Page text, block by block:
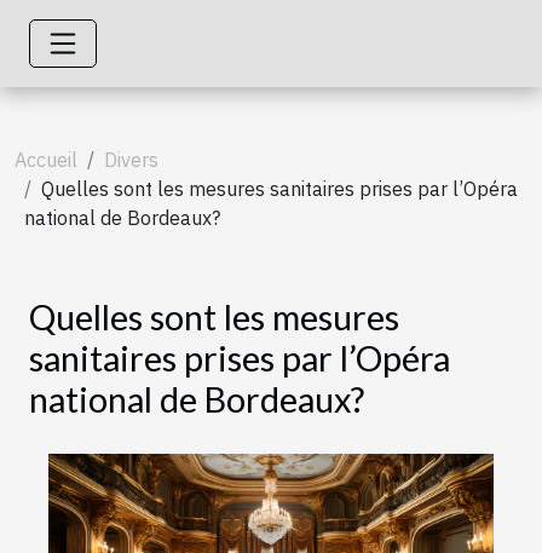
Accueil
Divers
Quelles sont les mesures sanitaires prises par l’Opéra
national de Bordeaux?
Quelles sont les mesures
sanitaires prises par l’Opéra
national de Bordeaux?